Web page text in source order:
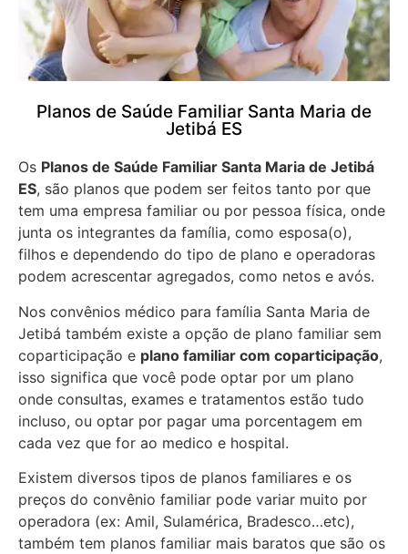
Planos de Saúde Familiar Santa Maria de
Jetibá ES
Os Planos de Saúde Familiar Santa Maria de Jetibá
ES, são planos que podem ser feitos tanto por que
tem uma empresa familiar ou por pessoa física, onde
junta os integrantes da família, como esposa(o),
filhos e dependendo do tipo de plano e operadoras
podem acrescentar agregados, como netos e avós.
Nos convênios médico para família Santa Maria de
Jetibá também existe a opção de plano familiar sem
coparticipação e plano familiar com coparticipação,
isso significa que você pode optar por um plano
onde consultas, exames e tratamentos estão tudo
incluso, ou optar por pagar uma porcentagem em
cada vez que for ao medico e hospital.
Existem diversos tipos de planos familiares e os
preços do convênio familiar pode variar muito por
operadora (ex: Amil, Sulamérica, Bradesco…etc),
também tem planos familiar mais baratos que são os